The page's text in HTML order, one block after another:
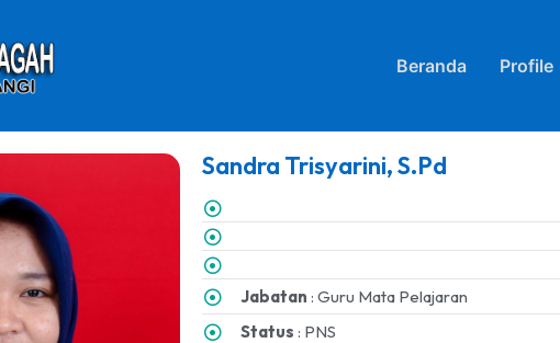
Beranda Profile
Sandra Trisyarini, S.Pd
Jabatan : Guru Mata Pelajaran
Status : PNS